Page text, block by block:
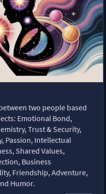
two people based
Emotional Bond,
Trust & Security,
Passion, Intellectual
Shared Values,
Business
Friendship, Adventure,
Humor.